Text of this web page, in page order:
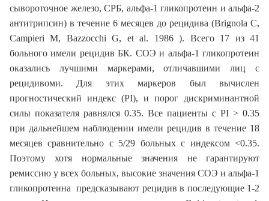
сывороточное железо, СРБ, альфа-1 гликопротеин и альфа-2
антитрипсин) в течение 6 месяцев до рецидива (Brignola C,
Campieri M, Bazzocchi G, et al. 1986 ). Всего 17 из 41
больного имели рецидив БК. СОЭ и альфа-1 гликопротеин
оказались лучшими маркерами, отличавшими лиц с
рецидивоми. Для этих маркеров был вычислен
прогностический индекс (PI), и порог дискриминантной
силы показателя равнялся 0.35. Все пациенты с PI > 0.35
при дальнейшем наблюдении имели рецидив в течение 18
месяцев сравнительно с 5/29 больных с индексом <0.35.
Поэтому хотя нормальные значения не гарантируют
ремиссию у всех больных, высокие значения СОЭ и альфа-1
гликопротеина предсказывают рецидив в последующие 1-2